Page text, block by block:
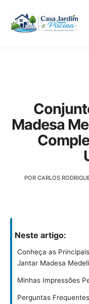
Madesa
POR CARLOS
Neste artigo:
Conheça as
Jantar Madesa
Minhas Impressões
Perguntas